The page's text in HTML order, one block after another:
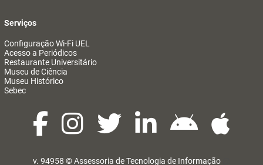
Serviços
Configuração Wi-Fi UEL
Acesso a Periódicos
Restaurante Universitário
Museu de Ciência
Museu Histórico
Sebec
v. 94958 ©Assessoria de Tecnologia de Informação